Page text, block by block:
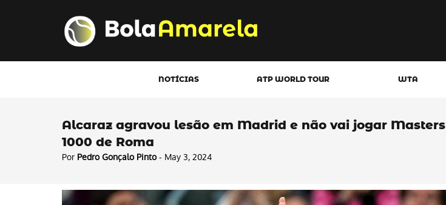
NOTÍCIAS ATP WORLD TOUR WTA
Alcaraz agravou lesão em Madrid e não vai jogar Masters
1000 de Roma
Por Pedro Gonçalo Pinto- May 3, 2024